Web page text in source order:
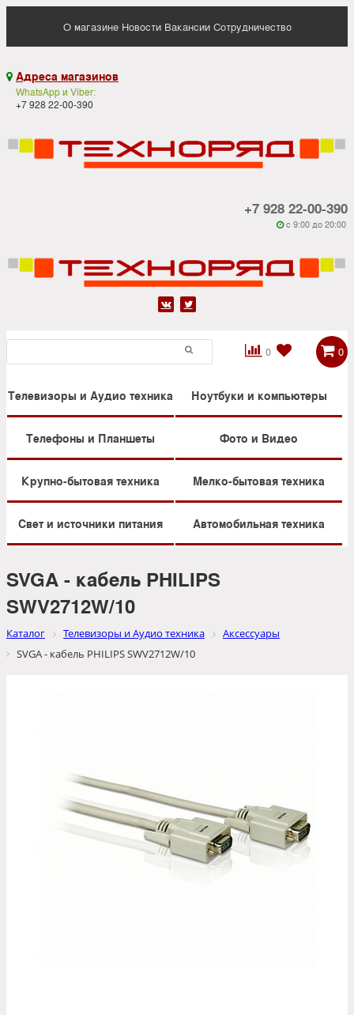
О магазине Новости Вакансии Сотрудничество
 Адреса магазинов
WhatsApp и Viber:
+7 928 22-00-390
+7 928 22-00-390
 c 9:00 до 20:00
 
0

 0
Телевизоры и Аудио техника Ноутбуки и компьютеры
Телефоны и Планшеты Фото и Видео
Крупно-бытовая техника Мелко-бытовая техника
Свет и источники питания Автомобильная техника
SVGA - кабель PHILIPS
SWV2712W/10
Каталог Телевизоры и Аудио техника
Аксессуары
SVGA - кабель PHILIPS SWV2712W/10